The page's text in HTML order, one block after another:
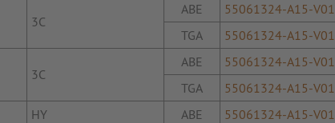
3C
ABE
55061324-A15-V01
TGA
55061324-A15-V01
3C
ABE
55061324-A15-V01
TGA
55061324-A15-V01
HY ABE
55061324-A15-V01